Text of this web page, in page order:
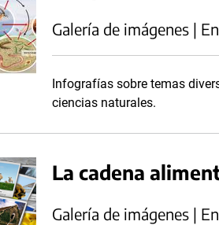
Galería de imágenes |
Infografías sobre temas
ciencias naturales.
La cadena
Galería de imágenes |